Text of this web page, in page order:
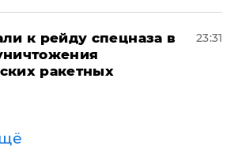
к рейду спецназа в
ракетных
23:31